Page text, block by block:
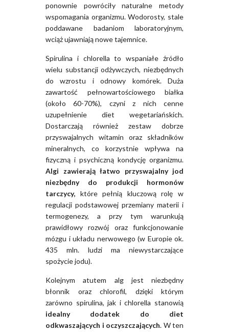
ponownie powróciły naturalne metody
wspomagania organizmu. Wodorosty, stale
poddawane badaniom laboratoryjnym,
wciąż ujawniają nowe tajemnice.
Spirulina i chlorella to wspaniałe źródło
wielu substancji odżywczych, niezbędnych
do wzrostu i odnowy komórek. Duża
zawartość pełnowartościowego białka
(około 60-70%), czyni z nich cenne
uzupełnienie diet wegetariańskich.
Dostarczają również zestaw dobrze
przyswajalnych witamin oraz składników
mineralnych, co korzystnie wpływa na
fizyczną i psychiczną kondycję organizmu.
Algi zawierają łatwo przyswajalny jod
niezbędny do produkcji hormonów
tarczycy, które pełnią kluczową rolę w
regulacji podstawowej przemiany materii i
termogenezy, a przy tym warunkują
prawidłowy rozwój oraz funkcjonowanie
mózgu i układu nerwowego (w Europie ok.
435 mln. ludzi ma niewystarczające
spożycie jodu).
Kolejnym atutem alg jest niezbędny
błonnik oraz chlorofil, dzięki którym
zarówno spirulina, jak i chlorella stanowią
idealny dodatek do diet
odkwaszających i oczyszczających. W ten